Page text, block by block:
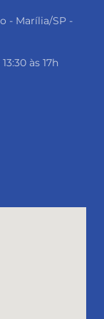
- Marília/SP -
às 17h